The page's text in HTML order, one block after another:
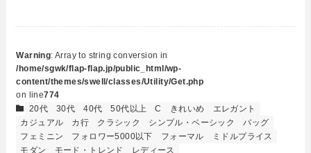
Warning: Array to string conversion in
/home/sgwk/flap-flap.jp/public_html/wp-
content/themes/swell/classes/Utility/Get.php
on line774
20代
30代 40代 50代以上 C きれいめ
エレガント
カジュアル
カ行 クラシック シンプル・ベーシック
バッグ
フェミニン
フォロワー5000以下 フォーマル
ミドルプライス
モダン
モード・トレンド レディース